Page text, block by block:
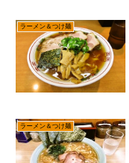
ラーメン＆つけ麺
ラーメン＆つけ麺